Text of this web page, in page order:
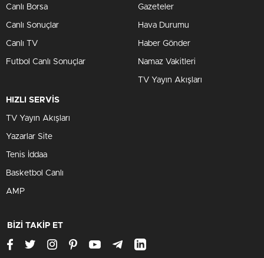
Canlı Borsa
Canlı Sonuçlar
Canlı TV
Futbol Canlı Sonuçlar
Gazeteler
Hava Durumu
Haber Gönder
Namaz Vakitleri
TV Yayın Akışları
HIZLI SERVİS
TV Yayın Akışları
Yazarlar Site
Tenis İddaa
Basketbol Canlı
AMP
BİZİ TAKİP ET